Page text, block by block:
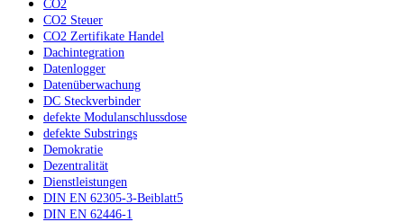
CO2
CO2 Steuer
CO2 Zertifikate Handel
Dachintegration
Datenlogger
Datenüberwachung
DC Steckverbinder
defekte Modulanschlussdose
defekte Substrings
Demokratie
Dezentralität
Dienstleistungen
DIN EN 62305-3-Beiblatt5
DIN EN 62446-1